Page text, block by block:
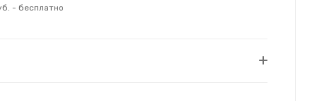
- бесплатно